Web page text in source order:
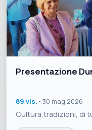
Presentazione
89 vis. • 30 mag 2026
Cultura,tradizioni, di